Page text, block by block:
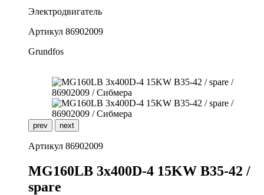
Электродвигатель
Артикул 86902009
Grundfos
prev next
Артикул 86902009
MG160LB 3x400D-4 15KW B35-42 /
spare